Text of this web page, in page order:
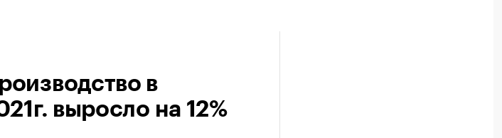
в
выросло на 12%